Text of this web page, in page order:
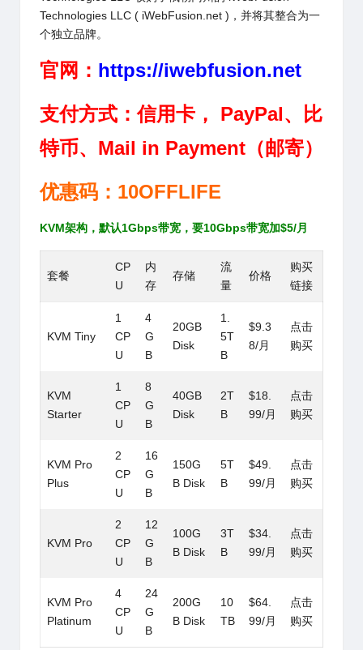
Technologies LLC ( iWebFusion.net )，并将其整合为一
个独立品牌。
官网： https://iwebfusion.net
支付方式：信用卡， PayPal、比
特币、Mail in Payment（邮寄）
优惠码：10OFFLIFE
KVM架构，默认1Gbps带宽，要10Gbps带宽加$5/月
套餐
CP
U
内
存
存储
流
量
价格
购买
链接
KVM Tiny
1
CP
U
4
G
B
20GB
Disk
1.
5T
B
$9.3
8/月
点击
购买
KVM
Starter
1
CP
U
8
G
B
40GB
Disk
2T
B
$18.
99/月
点击
购买
KVM Pro
Plus
2
CP
U
16
G
B
150G
B Disk
5T
B
$49.
99/月
点击
购买
KVM Pro
2
CP
U
12
G
B
100G
B Disk
3T
B
$34.
99/月
点击
购买
KVM Pro
Platinum
4
CP
U
24
G
B
200G
B Disk
10
TB
$64.
99/月
点击
购买